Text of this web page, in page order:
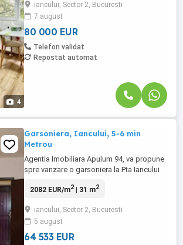
4
unui bloc construit in 1978, locuinta are o
suprafata utila de 30 mp si a fost
renovata, ...
iancului, Sector 2, Bucuresti
7 august
80 000 EUR
Telefon validat
Repostat automat
Garsoniera, Iancului, 5-6 min
Metrou
Agentia Imobiliara Apulum 94, va propune
spre vanzare o garsoniera la Pta Iancului
mp An 1980 Semidecomandat Etaj 10 din
Apometre Balcon Debara Instalatii
electrice noi Instalatii sanitare noi Renovat
recent ...
2082 EUR/m2| 31 m2
iancului, Sector 2, Bucuresti
5 august
64 533 EUR